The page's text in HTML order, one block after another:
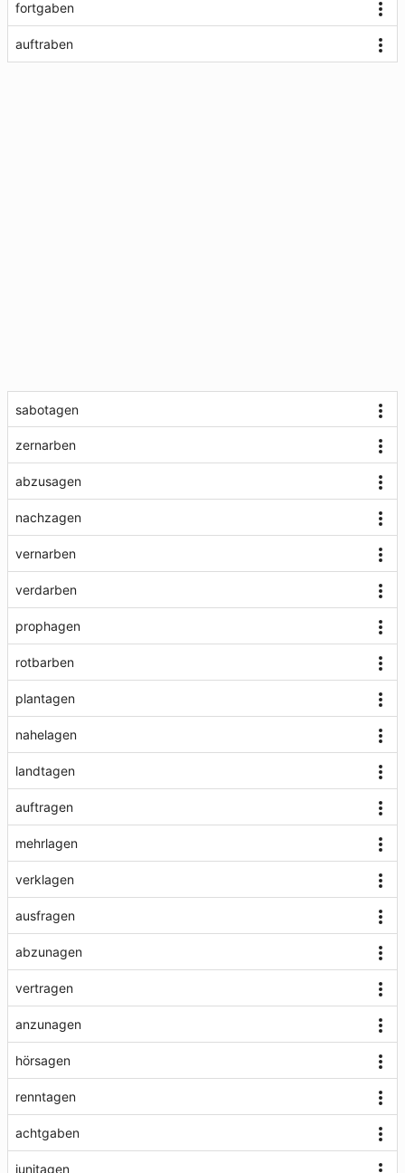
fortgaben
auftraben
sabotagen
zernarben
abzusagen
nachzagen
vernarben
verdarben
prophagen
rotbarben
plantagen
nahelagen
landtagen
auftragen
mehrlagen
verklagen
ausfragen
abzunagen
vertragen
anzunagen
hörsagen
renntagen
achtgaben
junitagen